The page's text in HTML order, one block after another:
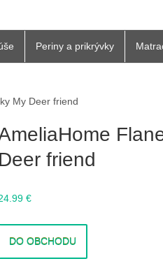
Periny a prikrývky
My Deer friend
Deer friend
€
DO OBCHODU